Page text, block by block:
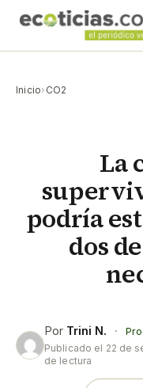
Inicio› CO2
La
podría
dos
Por Trini N. ·
Publicado el 22 de
de lectura